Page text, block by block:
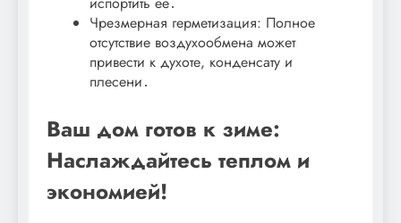
Чрезмерная герметизация: Полное
отсутствие воздухообмена может
привести к духоте, конденсату и
плесени․
Ваш дом готов к зиме:
Наслаждайтесь теплом и
экономией!